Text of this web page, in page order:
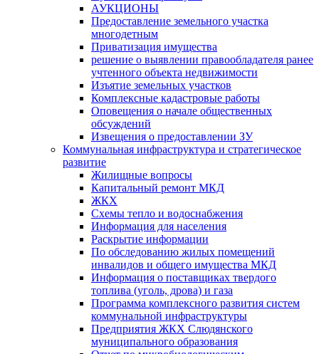
АУКЦИОНЫ
Предоставление земельного участка
многодетным
Приватизация имущества
решение о выявлении правообладателя ранее
учтенного объекта недвижимости
Изъятие земельных участков
Комплексные кадастровые работы
Оповещения о начале общественных
обсуждений
Извещения о предоставлении ЗУ
Коммунальная инфраструктура и стратегическое
развитие
Жилищные вопросы
Капитальный ремонт МКД
ЖКХ
Схемы тепло и водоснабжения
Информация для населения
Раскрытие информации
По обследованию жилых помещений
инвалидов и общего имущества МКД
Информация о поставщиках твердого
топлива (уголь, дрова) и газа
Программа комплексного развития систем
коммунальной инфраструктуры
Предприятия ЖКХ Слюдянского
муниципального образования